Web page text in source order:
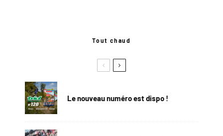
Tout chaud
Le nouveau numéro est dispo !